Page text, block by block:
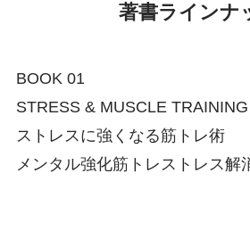
著書ラインナ
BOOK 01
STRESS & MUSCLE TRAINING
ストレスに強くなる筋トレ術
メンタル強化筋トレストレス解